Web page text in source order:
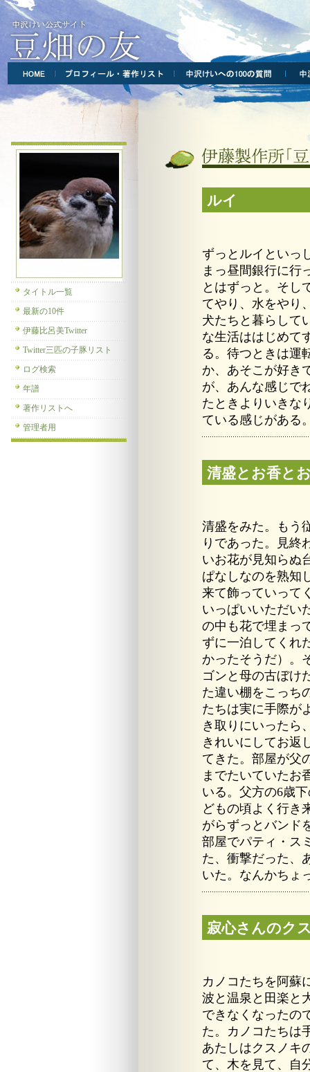
タイトル一覧
最新の10件
伊藤比呂美Twitter
Twitter三匹の子豚リスト
ログ検索
年譜
著作リストへ
管理者用
ルイ
ずっとルイといっ
まっ昼間銀行に行
とはずっと。そし
てやり、水をやり
犬たちと暮らして
な生活ははじめて
る。待つときは運
か、あそこが好き
が、あんな感じで
たときよりいきな
ている感じがある
清盛とお香と
清盛をみた。もう
りであった。見終
いお花が見知らぬ
ぱなしなのを熟知
来て飾っていって
いっぱいいただい
の中も花で埋まっ
ずに一泊してくれ
かったそうだ）。
ゴンと母の古ぼけ
た違い棚をこっち
たちは実に手際が
き取りにいったら
きれいにしてお返
てきた。部屋が父
までたいていたお
いる。父方の6歳
どもの頃よく行き
がらずっとバンド
部屋でパティ・ス
た、衝撃だった、
いた。なんかちょ
寂心さんのク
カノコたちを阿蘇
波と温泉と田楽と
できなくなったの
た。カノコたちは
あたしはクスノキ
て、木を見て、自